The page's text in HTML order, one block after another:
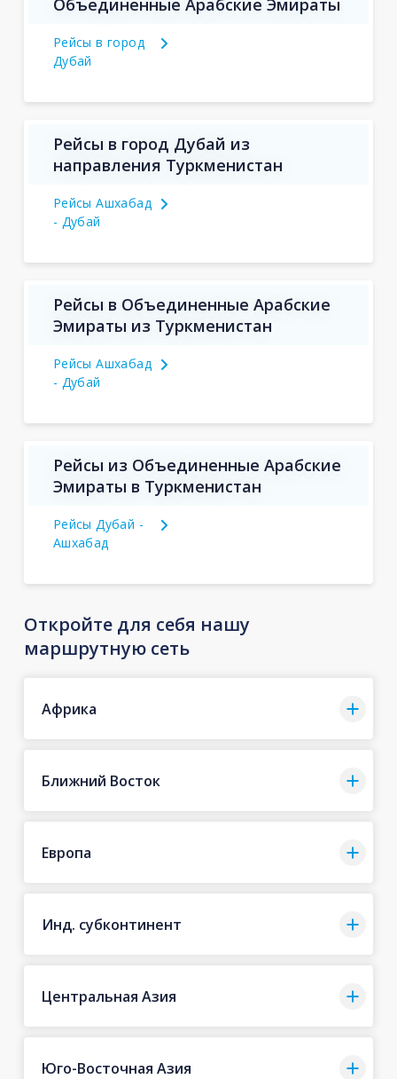
Объединенные Арабские Эмираты
Рейсы в город
Дубай
Рейсы в город Дубай из
направления Туркменистан
Рейсы Ашхабад
- Дубай
Рейсы в Объединенные Арабские
Эмираты из Туркменистан
Рейсы Ашхабад
- Дубай
Рейсы из Объединенные Арабские
Эмираты в Туркменистан
Рейсы Дубай -
Ашхабад
Откройте для себя нашу
маршрутную сеть
Африка
Ближний Восток
Европа
Инд. субконтинент
Центральная Азия
Юго-Восточная Азия